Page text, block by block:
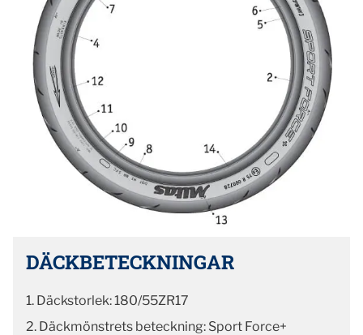
DÄCKBETECKNINGAR
1. Däckstorlek: 180/55ZR17
2. Däckmönstrets beteckning: Sport Force+